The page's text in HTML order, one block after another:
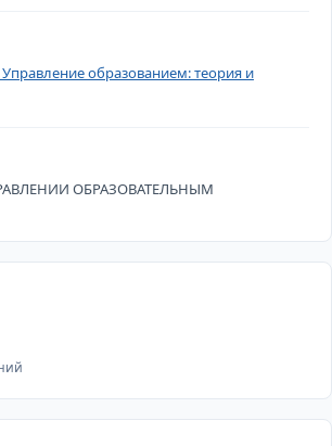
образованием: теория и
ОБРАЗОВАТЕЛЬНЫМ